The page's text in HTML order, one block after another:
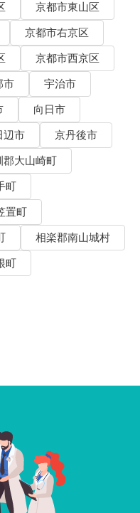
京都市東山区
京都市右京区
京都市西京区
市
宇治市
向日市
辺市
京丹後市
郡大山崎町
町
置町
相楽郡南山城村
町